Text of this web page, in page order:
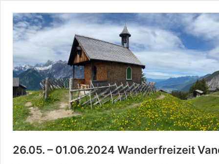
26.05. – 01.06.2024 Wanderfreizeit